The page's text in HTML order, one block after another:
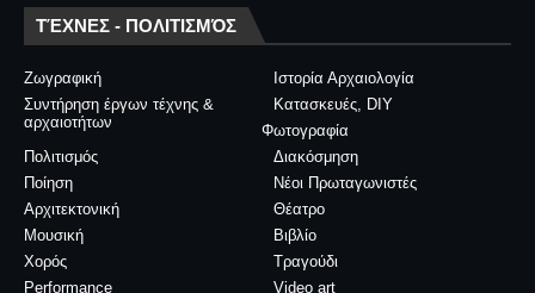
ΤΈΧΝΕΣ - ΠΟΛΙΤΙΣΜΌΣ
Ζωγραφική
Ιστορία Αρχαιολογία
Συντήρηση έργων τέχνης &
αρχαιοτήτων
Κατασκευές, DIY
Φωτογραφία
Διακόσμηση
Πολιτισμός
Νέοι Πρωταγωνιστές
Ποίηση
Θέατρο
Αρχιτεκτονική
Βιβλίο
Μουσική
Τραγούδι
Χορός
Video art
Performance